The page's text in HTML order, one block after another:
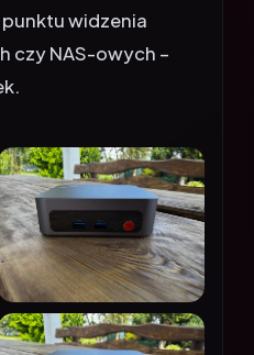
widzenia
czy NAS-owych –